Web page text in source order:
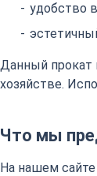
удобство
Данный прокат
хозяйстве.
Что мы
На нашем сайте